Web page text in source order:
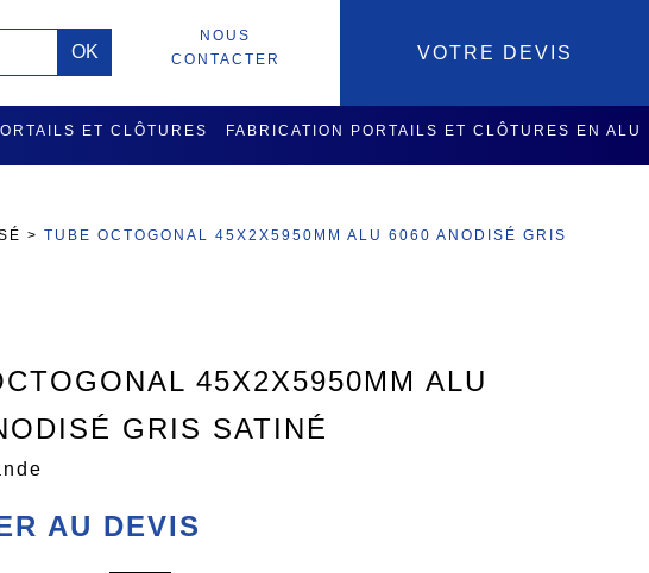
VOTRE DEVIS
NOUS
CONTACTER
ET CLÔTURES FABRICATION PORTAILS ET CLÔTURES EN ALU
>TUBE OCTOGONAL 45X2X5950MM ALU 6060 ANODISÉ GRIS
45X2X5950MM ALU
GRIS SATINÉ
AU DEVIS